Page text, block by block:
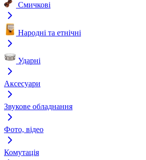
Смичкові
Народні та етнічні
Ударні
Аксесуари
Звукове обладнання
Фото, відео
Комутація